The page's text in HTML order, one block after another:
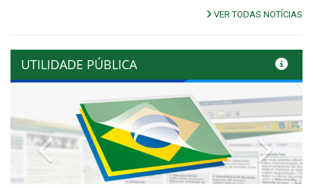
VER TODAS NOTÍCIAS
UTILIDADE PÚBLICA
Previous Next